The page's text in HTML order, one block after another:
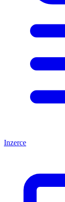
Inzerce